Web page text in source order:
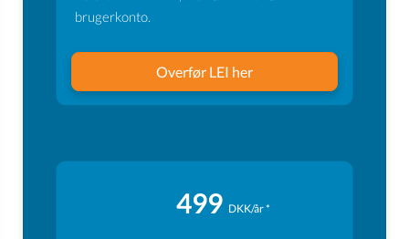
brugerkonto.
Overfør LEI her
499 DKK/år *